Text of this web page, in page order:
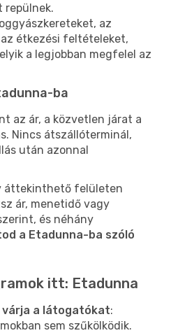
repülnek.
az
étkezési feltételeket,
a legjobban megfelel az
ba
az ár, a közvetlen járat a
Nincs átszállóterminál,
után azonnal
áttekinthető felületen
ár, menetidő vagy
és néhány
a Etadunna-ba szóló
itt: Etadunna
várja a látogatókat:
sem szűkölködik.